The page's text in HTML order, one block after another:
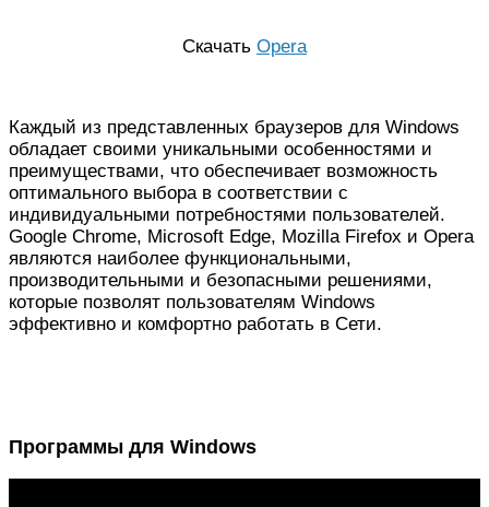
Скачать Opera
Каждый из представленных браузеров для Windows
обладает своими уникальными особенностями и
преимуществами, что обеспечивает возможность
оптимального выбора в соответствии с
индивидуальными потребностями пользователей.
Google Chrome, Microsoft Edge, Mozilla Firefox и Opera
являются наиболее функциональными,
производительными и безопасными решениями,
которые позволят пользователям Windows
эффективно и комфортно работать в Сети.
Программы для Windows